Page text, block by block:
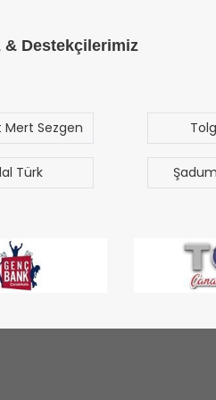
& Destekçilerimiz
Özak
Akgün